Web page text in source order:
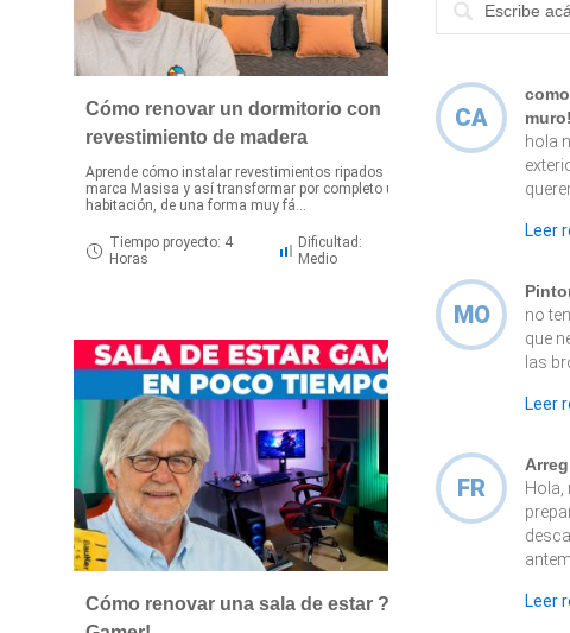
CA
muro!
hola
Leer
MO
no
que
las
Leer
FR
Hola,
Leer
Cómo renovar un dormitorio con
revestimiento de madera
Aprende cómo instalar revestimientos ripados de la
marca Masisa y así transformar por completo una
habitación, de una forma muy fá...
Tiempo proyecto: 4
Horas
Dificultad:
Medio
Cómo renovar una sala de estar ?️ ¡Estilo